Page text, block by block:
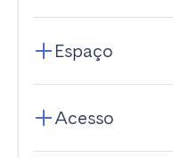
Espaço
Acesso